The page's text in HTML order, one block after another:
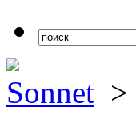
Sonnet >